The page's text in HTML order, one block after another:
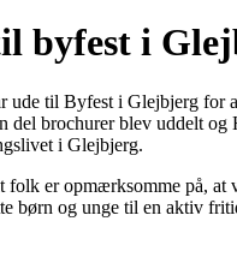
byfest i
ude til Byfest i Glejbjerg for
del brochurer blev uddelt og
i Glejbjerg.
folk er opmærksomme på, at
børn og unge til en aktiv